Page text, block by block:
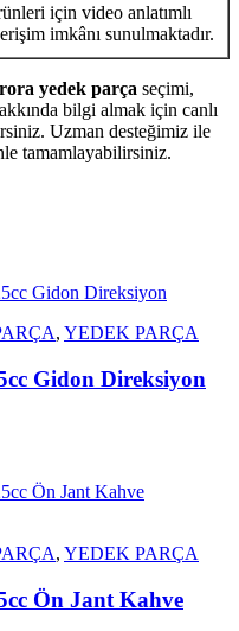
için video anlatımlı
imkânı sunulmaktadır.
yedek parça seçimi,
bilgi almak için canlı
Uzman desteğimiz ile
tamamlayabilirsiniz.
, YEDEK PARÇA
Gidon Direksiyon
, YEDEK PARÇA
Ön Jant Kahve